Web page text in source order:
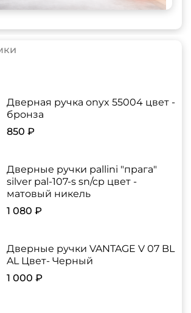
Дверная ручка onyx 55004 цвет -
бронза
850 ₽
Дверные ручки pallini "прага"
silver pal-107-s sn/cp цвет -
матовый никель
1 080 ₽
Дверные ручки VANTAGE V 07 BL
AL Цвет- Черный
1 000 ₽